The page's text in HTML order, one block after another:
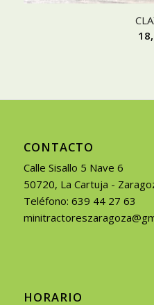
CONTACTO
Calle Sisallo 5 Nave 6
50720, La Cartuja -
Teléfono: 639 44 27 63
HORARIO